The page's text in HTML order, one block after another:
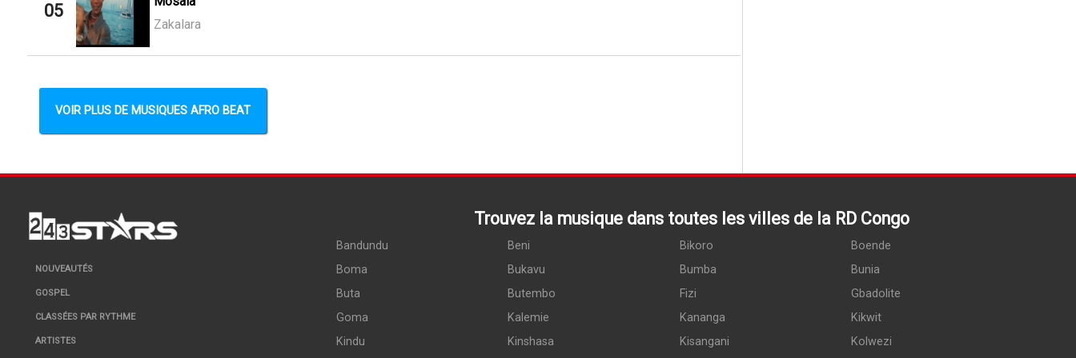
05
Zakalara
VOIR PLUS DE MUSIQUES AFRO BEAT
NOUVEAUTÉS
GOSPEL
CLASSÉES PAR RYTHME
ARTISTES
Trouvez la musique dans toutes les villes de la RD Congo
Bandundu Beni Bikoro
Boende
Boma
Bukavu Bumba
Bunia
Buta
Butembo Fizi
Gbadolite
Goma
Kalemie Kananga
Kikwit
Kindu
Kinshasa Kisangani Kolwezi